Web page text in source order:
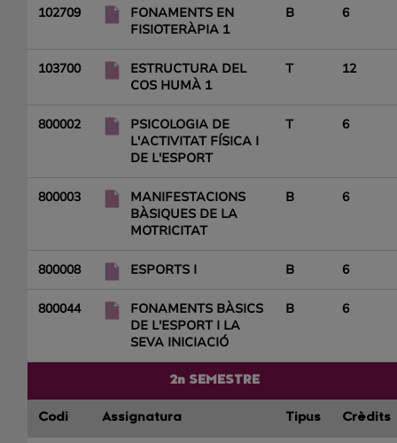
102709
FONAMENTS EN
FISIOTERÀPIA 1
B 6
103700
ESTRUCTURA DEL
COS HUMÀ 1
T 12
800002
PSICOLOGIA DE
L'ACTIVITAT FÍSICA I
DE L'ESPORT
T 6
800003
MANIFESTACIONS
BÀSIQUES DE LA
MOTRICITAT
B 6
800008 ESPORTS I B 6
800044
FONAMENTS BÀSICS
DE L'ESPORT I LA
SEVA INICIACIÓ
B 6
2n SEMESTRE
Codi Assignatura Tipus Crèdits